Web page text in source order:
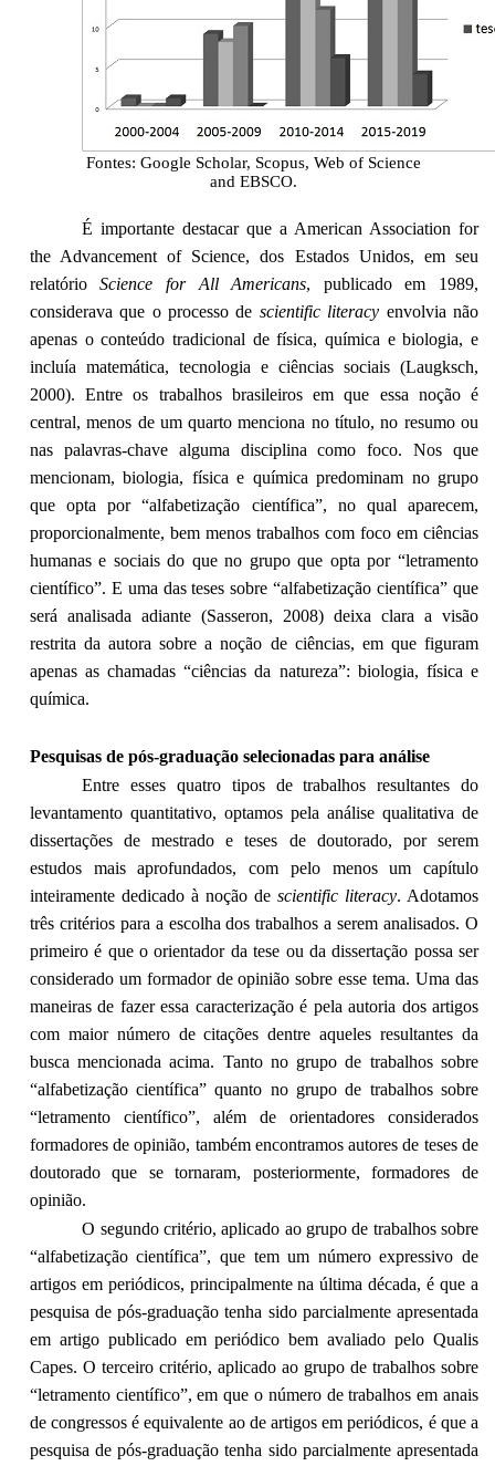
Fontes: Google Scholar, Scopus, Web of Science
and EBSCO.
É importante destacar que a American Association for
the Advancement of Science, dos Estados Unidos, em seu
relatórioScience for All Americans, publicado em 1989,
considerava que o processo de scientific literacy envolvia não
apenas o conteúdo tradicional de física, química e biologia, e
incluía matemática, tecnologia e ciências sociais (Laugksch,
2000). Entre os trabalhos brasileiros em que essa noção é
central, menos de um quarto menciona no título, no resumo ou
nas palavras-chave alguma disciplina como foco. Nos que
mencionam, biologia, física e química predominam no grupo
que opta por “alfabetização científica”, no qual aparecem,
proporcionalmente, bem menos trabalhos com foco em ciências
humanas e sociais do que no grupo que opta por “letramento
científico”. E uma das teses sobre “alfabetização científica” que
será analisada adiante (Sasseron, 2008) deixa clara a visão
restrita da autora sobre a noção de ciências, em que figuram
apenas as chamadas “ciências da natureza”: biologia, física e
química.
Pesquisas de pós-graduação selecionadas para análise
Entre esses quatro tipos de trabalhos resultantes do
levantamento quantitativo, optamos pela análise qualitativa de
dissertações de mestrado e teses de doutorado, por serem
estudos mais aprofundados, com pelo menos um capítulo
inteiramente dedicado à noção de scientific literacy. Adotamos
três critérios para a escolha dos trabalhos a serem analisados. O
primeiro é que o orientador da tese ou da dissertação possa ser
considerado um formador de opinião sobre esse tema. Uma das
maneiras de fazer essa caracterização é pela autoria dos artigos
com maior número de citações dentre aqueles resultantes da
busca mencionada acima. Tanto no grupo de trabalhos sobre
“alfabetização científica” quanto no grupo de trabalhos sobre
“letramento científico”, além de orientadores considerados
formadores de opinião, também encontramos autores de teses de
doutorado que se tornaram, posteriormente, formadores de
opinião.
O segundo critério, aplicado ao grupo de trabalhos sobre
“alfabetização científica”, que tem um número expressivo de
artigos em periódicos, principalmente na última década, é que a
pesquisa de pós-graduação tenha sido parcialmente apresentada
em artigo publicado em periódico bem avaliado pelo Qualis
Capes. O terceiro critério, aplicado ao grupo de trabalhos sobre
“letramento científico”, em que o número de trabalhos em anais
de congressos é equivalente ao de artigos em periódicos, é que a
pesquisa de pós-graduação tenha sido parcialmente apresentada